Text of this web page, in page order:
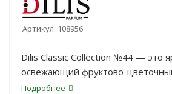
Артикул: 108956
Dilis Classic Collection №44 — это
освежающий фруктово-
женщин, который придаёт
Подробнее